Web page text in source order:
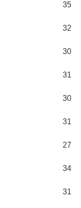
35
32
30
31
30
31
27
34
31